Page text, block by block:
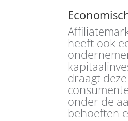
heeft ook
draagt
onder de
behoeften